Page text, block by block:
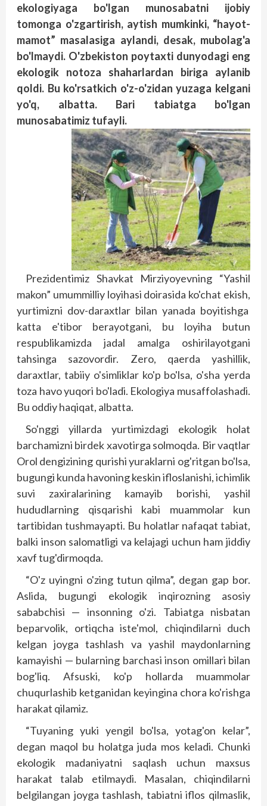
ekologiyaga bo'lgan munosabatni ijobiy
tomonga o'zgartirish, aytish mumkinki, “hayot-
mamot” masalasiga aylandi, desak, mubolag'a
bo'lmaydi. O'zbekiston poytaxti dunyodagi eng
ekologik notoza shaharlardan biriga aylanib
qoldi. Bu ko'rsatkich o'z-o'zidan yuzaga kelgani
yo'q, albatta. Bari tabiatga bo'lgan
munosabatimiz tufayli.
Prezidentimiz Shavkat Mirziyoyevning “Yashil
makon” umummilliy loyihasi doirasida ko'chat ekish,
yurtimizni dov-daraxtlar bilan yanada boyitishga
katta e'tibor berayotgani, bu loyiha butun
respublikamizda jadal amalga oshirilayotgani
tahsinga sazovordir. Zero, qaerda yashillik,
daraxtlar, tabiiy o'simliklar ko'p bo'lsa, o'sha yerda
toza havo yuqori bo'ladi. Ekologiya musaffolashadi.
Bu oddiy haqiqat, albatta.
So'nggi yillarda yurtimizdagi ekologik holat
barchamizni birdek xavotirga solmoqda. Bir vaqtlar
Orol dengizining qurishi yuraklarni og'ritgan bo'lsa,
bugungi kunda havoning keskin ifloslanishi, ichimlik
suvi zaxiralarining kamayib borishi, yashil
hududlarning qisqarishi kabi muammolar kun
tartibidan tushmayapti. Bu holatlar nafaqat tabiat,
balki inson salomatligi va kelajagi uchun ham jiddiy
xavf tug'dirmoqda.
“O'z uyingni o'zing tutun qilma”, degan gap bor.
Aslida, bugungi ekologik inqirozning asosiy
sababchisi — insonning o'zi. Tabiatga nisbatan
beparvolik, ortiqcha iste'mol, chiqindilarni duch
kelgan joyga tashlash va yashil maydonlarning
kamayishi — bularning barchasi inson omillari bilan
bog'liq. Afsuski, ko'p hollarda muammolar
chuqurlashib ketganidan keyingina chora ko'rishga
harakat qilamiz.
“Tuyaning yuki yengil bo'lsa, yotag'on kelar”,
degan maqol bu holatga juda mos keladi. Chunki
ekologik madaniyatni saqlash uchun maxsus
harakat talab etilmaydi. Masalan, chiqindilarni
belgilangan joyga tashlash, tabiatni iflos qilmaslik,